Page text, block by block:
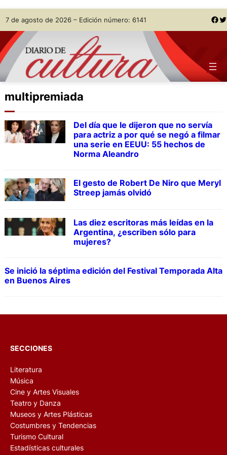
Skip
to
content
7 de agosto de 2026 – Edición número: 6141 Facebook Twitter
multipremiada
Del día que le dijeron que no servía
para actriz a por qué se negó a filmar
una serie en EEUU: 55 hechos de
Norma Aleandro
El gesto de Robert De Niro que Meryl
Streep jamás olvidó
Las diez escritoras más leídas en la
Argentina, ¿escriben sólo para
mujeres?
Se inició la séptima edición del Festival Temporada Alta
en Buenos Aires
SECCIONES
Literatura
Música
Cine y Artes Visuales
Teatro y Danza
Museos y Artes Plásticas
Costumbres y Tendencias
Turismo Cultural
Estadísticas culturales